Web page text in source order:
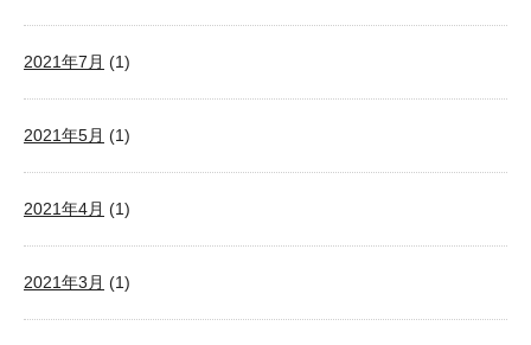
2021年7月 (1)
2021年5月 (1)
2021年4月 (1)
2021年3月 (1)